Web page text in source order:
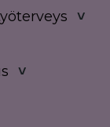
˅
˅